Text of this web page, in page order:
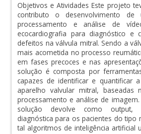
Objetivos e Atividades Este projeto
contributo o desenvolvimento
processamento e análise de
ecocardiografia para diagnóstico e
defeitos na válvula mitral. Sendo a
mais acometida no processo
em fases precoces e nas
solução é composta por
capazes de identificar e quantificar
aparelho valvular mitral, baseadas
processamento e análise de
solução devolve como output,
diagnóstica para os pacientes do tipo
tal algoritmos de inteligência artificial